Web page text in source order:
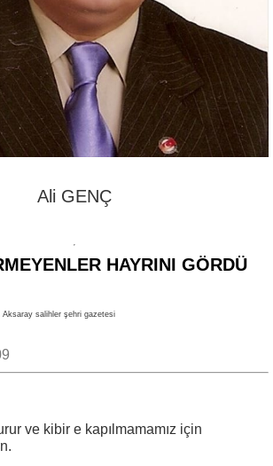
Ali GENÇ
HAYRINI GÖRDÜ
salihler şehri gazetesi
ve kibir e kapılmamamız için